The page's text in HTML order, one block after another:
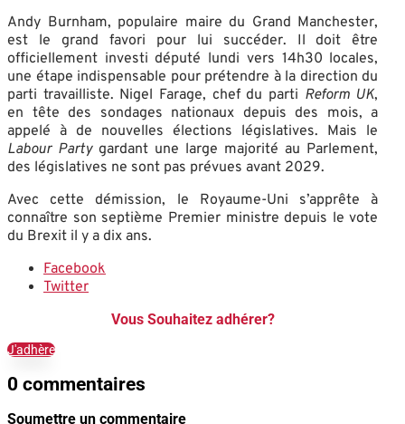
Andy Burnham, populaire maire du Grand Manchester,
est le grand favori pour lui succéder. Il doit être
officiellement investi député lundi vers 14h30 locales,
une étape indispensable pour prétendre à la direction du
parti travailliste. Nigel Farage, chef du parti Reform UK,
en tête des sondages nationaux depuis des mois, a
appelé à de nouvelles élections législatives. Mais le
Labour Partygardant une large majorité au Parlement,
des législatives ne sont pas prévues avant 2029.
Avec cette démission, le Royaume-Uni s’apprête à
connaître son septième Premier ministre depuis le vote
du Brexit il y a dix ans.
Facebook
Twitter
Vous Souhaitez adhérer?
J'adhère
0 commentaires
Soumettre un commentaire